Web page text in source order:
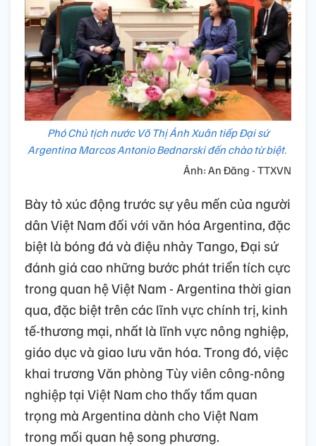
Phó Chủ tịch nước Võ Thị Ánh Xuân tiếp Đại sứ
Argentina Marcos Antonio Bednarski đến chào từ biệt.
Ảnh: An Đăng - TTXVN
Bày tỏ xúc động trước sự yêu mến của người
dân Việt Nam đối với văn hóa Argentina, đặc
biệt là bóng đá và điệu nhảy Tango, Đại sứ
đánh giá cao những bước phát triển tích cực
trong quan hệ Việt Nam - Argentina thời gian
qua, đặc biệt trên các lĩnh vực chính trị, kinh
tế-thương mại, nhất là lĩnh vực nông nghiệp,
giáo dục và giao lưu văn hóa. Trong đó, việc
khai trương Văn phòng Tùy viên công-nông
nghiệp tại Việt Nam cho thấy tầm quan
trọng mà Argentina dành cho Việt Nam
trong mối quan hệ song phương.